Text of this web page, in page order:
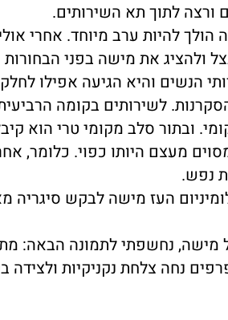
ורצה לתוך תא השירותים.
להיות ערב מיוחד. אחרי
ולהציג את מישה בפני
הנשים והיא הגיעה אפילו
לשירותים בקומה
ובתור סלב מקומי טרי הוא
מעצם היותו כפוי. כלומר,
נפש.
העז מישה לבקש סיגריה
נחשפתי לתמונה הבאה:
נחה צלחת נקניקיות ולצידה